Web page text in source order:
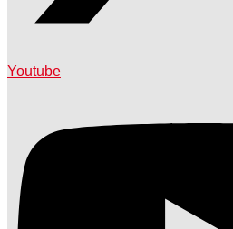
Youtube